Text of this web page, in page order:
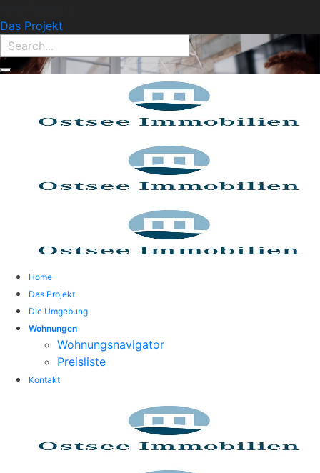
Das Projekt
Home
Das Projekt
Die Umgebung
Wohnungen
Wohnungsnavigator
Preisliste
Kontakt